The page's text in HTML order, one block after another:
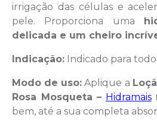
irrigação das células e
pele. Proporciona uma
delicada e um cheiro
Indicação: Indicado para
Modo de uso: Aplique a
Rosa Mosqueta – Hidramais
bem, até a sua completa